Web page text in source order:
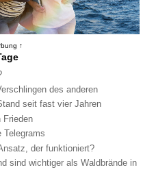
↑
des anderen
seit fast vier Jahren
Frieden
Telegrams
der funktioniert?
sind wichtiger als Waldbrände in